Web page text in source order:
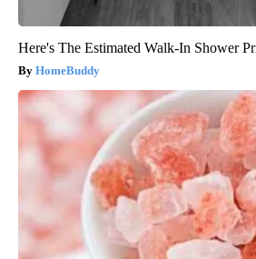
Here's The Estimated Walk-In Shower
HomeBuddy